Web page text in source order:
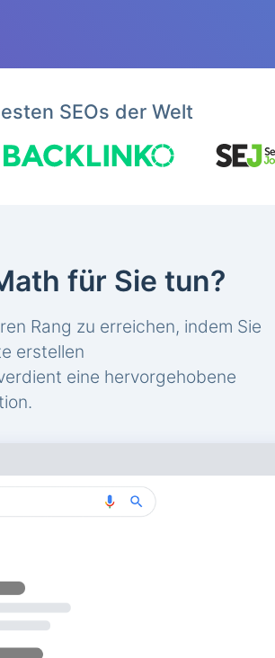
SEOs der Welt
für Sie tun?
Rang zu erreichen, indem Sie
erstellen
eine hervorgehobene